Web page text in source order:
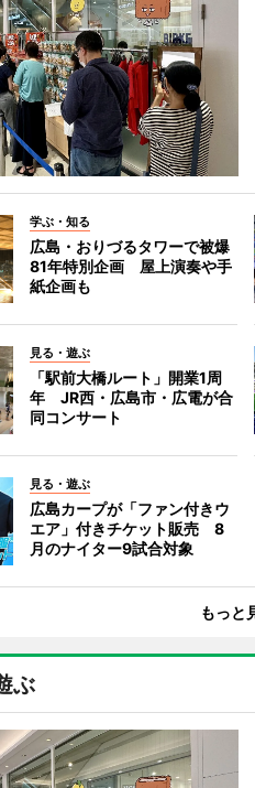
学ぶ・知る
広島・おりづるタワーで被爆
81年特別企画 屋上演奏や手
紙企画も
見る・遊ぶ
「駅前大橋ルート」開業1周
年 JR西・広島市・広電が合
同コンサート
見る・遊ぶ
広島カープが「ファン付きウ
エア」付きチケット販売 8
月のナイター9試合対象
もっと
ぶ